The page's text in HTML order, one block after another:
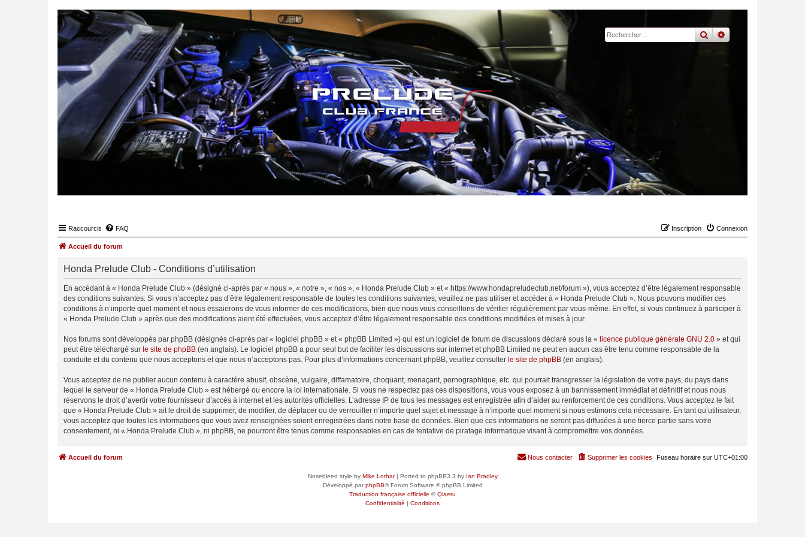
rechercher
recherche
Raccourcis FAQ Connexion
Inscription
Accueil du forum
Honda Prelude Club - Conditions d’utilisation
En accédant à « Honda Prelude Club » (désigné ci-après par « nous », « notre », « nos », « Honda Prelude Club » et « https://www.hondapreludeclub.net/forum »), vous acceptez d’être légalement responsable
des conditions suivantes. Si vous n’acceptez pas d’être légalement responsable de toutes les conditions suivantes, veuillez ne pas utiliser et accéder à « Honda Prelude Club ». Nous pouvons modifier ces
conditions à n’importe quel moment et nous essaierons de vous informer de ces modifications, bien que nous vous conseillons de vérifier régulièrement par vous-même. En effet, si vous continuez à participer à
« Honda Prelude Club » après que des modifications aient été effectuées, vous acceptez d’être légalement responsable des conditions modifiées et mises à jour.
Nos forums sont développés par phpBB (désignés ci-après par « logiciel phpBB » et « phpBB Limited ») qui est un logiciel de forum de discussions déclaré sous la « licence publique générale GNU 2.0 » et qui
peut être téléchargé sur le site de phpBB (en anglais). Le logiciel phpBB a pour seul but de faciliter les discussions sur internet et phpBB Limited ne peut en aucun cas être tenu comme responsable de la
conduite et du contenu que nous acceptons et que nous n’acceptons pas. Pour plus d’informations concernant phpBB, veuillez consulter le site de phpBB (en anglais).
Vous acceptez de ne publier aucun contenu à caractère abusif, obscène, vulgaire, diffamatoire, choquant, menaçant, pornographique, etc. qui pourrait transgresser la législation de votre pays, du pays dans
lequel le serveur de « Honda Prelude Club » est hébergé ou encore la loi internationale. Si vous ne respectez pas ces dispositions, vous vous exposez à un bannissement immédiat et définitif et nous nous
réservons le droit d’avertir votre fournisseur d’accès à internet et les autorités officielles. L’adresse IP de tous les messages est enregistrée afin d’aider au renforcement de ces conditions. Vous acceptez le fait
que « Honda Prelude Club » ait le droit de supprimer, de modifier, de déplacer ou de verrouiller n’importe quel sujet et message à n’importe quel moment si nous estimons cela nécessaire. En tant qu’utilisateur,
vous acceptez que toutes les informations que vous avez renseignées soient enregistrées dans notre base de données. Bien que ces informations ne seront pas diffusées à une tierce partie sans votre
consentement, ni « Honda Prelude Club », ni phpBB, ne pourront être tenus comme responsables en cas de tentative de piratage informatique visant à compromettre vos données.
Accueil du forum Fuseau horaire sur UTC+01:00
Supprimer les cookies
Nous contacter
Nosebleed style by Mike Lothar| Ported to phpBB3.3 by Ian Bradley
Développé parphpBB® Forum Software © phpBB Limited
Traduction française officielle ©Qiaeru
Confidentialité | Conditions